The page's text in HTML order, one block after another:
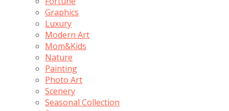
Graphics
Luxury
Modern Art
Mom&Kids
Nature
Painting
Photo Art
Scenery
Seasonal Collection